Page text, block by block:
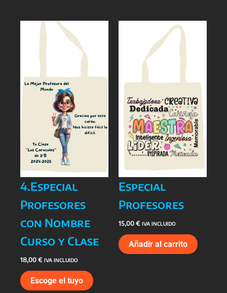
4.Especial
Profesores
con Nombre
Curso y Clase
18,00€ IVA INCLUIDO
Escoge el tuyo
Especial
Profesores
15,00€ IVA INCLUIDO
Añadir al carrito